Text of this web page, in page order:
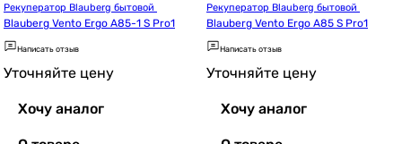
Blauberg Vento Ergo A85-1 S Pro1
Написать отзыв
Уточняйте цену
Хочу аналог
Blauberg Vento Ergo A85 S Pro1
Написать отзыв
Уточняйте цену
Хочу аналог